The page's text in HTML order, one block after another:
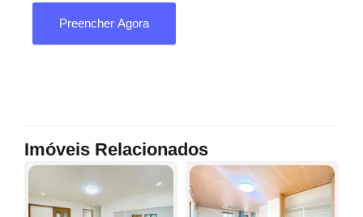
Preencher Agora
Imóveis Relacionados